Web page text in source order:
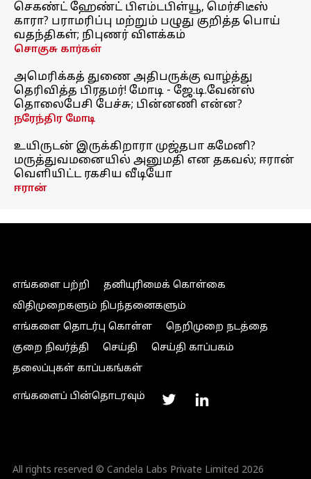
செகண்ட் ஹேண்ட் பிஎம்டபிள்யூ, மெர்சிடீஸ்
காரா? பராமரிப்பு மற்றும் பழுது குறித்த பொய்
வதந்திகள்; நிபுணர் விளக்கம்
சொகுசு கார்கள்
அமெரிக்கத் துணை அதிபருக்கு வாழ்த்து
தெரிவித்த பிரதமர்! மோடி - ஜே.டி.வேன்ஸ்
தொலைபேசி பேச்சு; பின்னணி என்ன?
நரேந்திர மோடி
உயிருடன் இருக்கிறாரா முஜ்தபா கமேனி?
மருத்துவமனையில் அனுமதி என தகவல்; ஈரான்
வெளியிட்ட ரகசிய வீடியோ
ஈரான்
எங்களை பற்றி
தனியுரிமைக் கொள்கை
விதிமுறைகளும் நிபந்தனைகளும்
எங்களை தொடர்பு கொள்ள
நெறிமுறை நடத்தை
குறை நிவர்த்தி
செய்தி
செய்தி காப்பகம்
தலைப்புகள் காப்பகங்கள்
எங்களைப் பின்தொடரவும்
All rights reserved © Candela Labs Private Limited 2026